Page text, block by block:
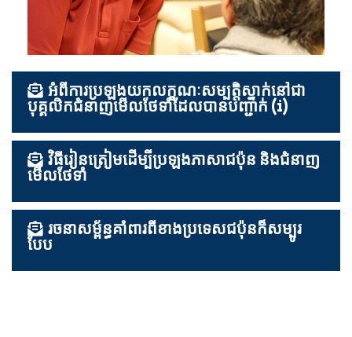
អំពីការប្រឡងយកលក្ខណៈសម្បត្តិស្នាក់នៅជា
បុគ្គលិកជំនាញមើលថែទាំដែលបានបញ្ជាក់ (i)
វិធីរៀនត្រៀមដើម្បីប្រឡងភាសាជប៉ុន និងជំនាញ
មើលថែទាំ
រចនាសម្ព័ន្ធគាំពារពីខាងប្រទេសជប៉ុនក៏សម្បូរ
បែប